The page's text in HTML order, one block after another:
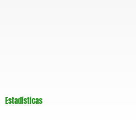
Estadísticas